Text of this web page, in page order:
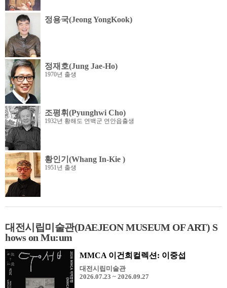
정용국(Jeong YongKook)
정재호(Jung Jae-Ho)
1970년 출생
조평휘(Pyunghwi Cho)
1932년 황해도 연백군 연안읍출생
황인기(Whang In-Kie )
1951년 출생
대전시립미술관(DAEJEON MUSEUM OF ART) S
hows on Mu:um
MMCA 이건희컬렉션: 이중섭
대전시립미술관
2026.07.23 ~ 2026.09.27